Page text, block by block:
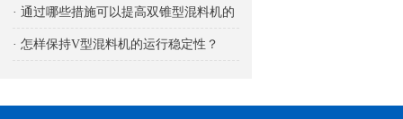
· 通过哪些措施可以提高双锥型混料机的
生产能力
· 怎样保持V型混料机的运行稳定性？